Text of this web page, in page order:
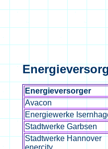
Energieversorger
Avacon
Energiewerke
Stadtwerke Garbsen
Stadtwerke Hannover
enercity